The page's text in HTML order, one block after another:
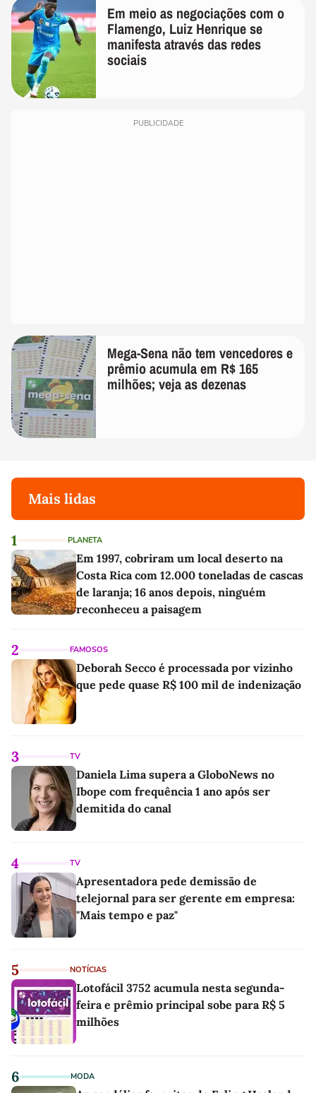
Em meio as negociações com o
Flamengo, Luiz Henrique se
manifesta através das redes
sociais
PUBLICIDADE
Mega-Sena não tem vencedores e
prêmio acumula em R$ 165
milhões; veja as dezenas
Mais lidas
1 PLANETA
Em 1997, cobriram um local deserto na
Costa Rica com 12.000 toneladas de cascas
de laranja; 16 anos depois, ninguém
reconheceu a paisagem
2 FAMOSOS
Deborah Secco é processada por vizinho
que pede quase R$ 100 mil de indenização
3 TV
Daniela Lima supera a GloboNews no
Ibope com frequência 1 ano após ser
demitida do canal
4 TV
Apresentadora pede demissão de
telejornal para ser gerente em empresa:
"Mais tempo e paz"
5 NOTÍCIAS
Lotofácil 3752 acumula nesta segunda-
feira e prêmio principal sobe para R$ 5
milhões
6 MODA